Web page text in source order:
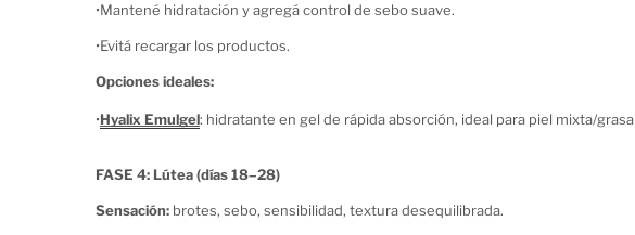
•Mantené hidratación y agregá control de sebo suave.
•Evitá recargar los productos.
Opciones ideales:
•Hyalix Emulgel: hidratante en gel de rápida absorción, ideal para piel mixta/grasa
FASE 4: Lútea (días 18–28)
Sensación: brotes, sebo, sensibilidad, textura desequilibrada.